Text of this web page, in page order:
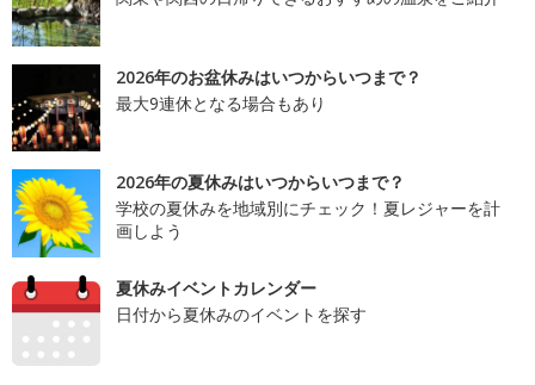
2026年のお盆休みはいつからいつまで？
最大9連休となる場合もあり
2026年の夏休みはいつからいつまで？
学校の夏休みを地域別にチェック！夏レジャーを計
画しよう
夏休みイベントカレンダー
日付から夏休みのイベントを探す